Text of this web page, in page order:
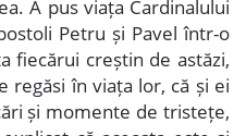
A pus viața Cardinalului
Petru și Pavel într-o
fiecărui creștin de astăzi,
regăsi în viața lor, că și ei
și momente de tristețe,